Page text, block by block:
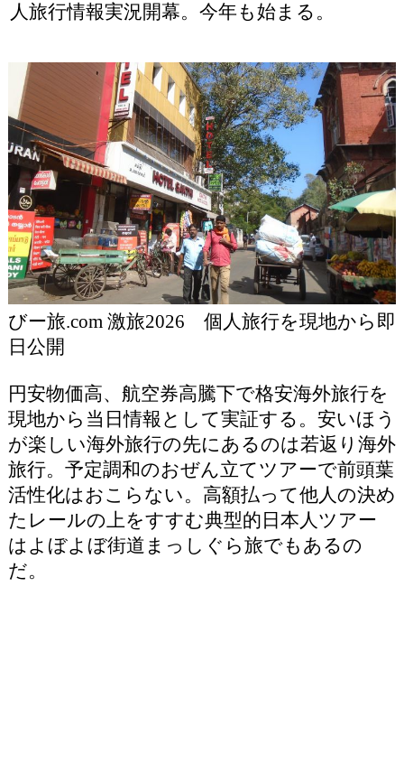
人旅行情報実況開幕。今年も始まる。
びー旅.com 激旅2026 個人旅行を現地から即
日公開
円安物価高、航空券高騰下で格安海外旅行を
現地から当日情報として実証する。安いほう
が楽しい海外旅行の先にあるのは若返り海外
旅行。予定調和のおぜん立てツアーで前頭葉
活性化はおこらない。高額払って他人の決め
たレールの上をすすむ典型的日本人ツアー
はよぼよぼ街道まっしぐら旅でもあるの
だ。